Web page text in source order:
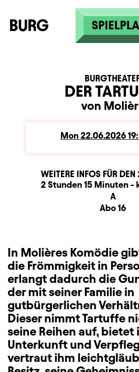
Skip to main content
DER
von
Mon Monday
22.06.2026
WEITERE INFOS FÜR DEN
BeschreibungInformation
Dauer und Pausen
2 Stunden 15 Minuten -
A
Abo 16
In Molières Komödie
die Frömmigkeit in
erlangt dadurch die
der mit seiner Familie in
gutbürgerlichen
Dieser nimmt Tartuffe
seine Reihen auf, bietet
Unterkunft und
vertraut ihm